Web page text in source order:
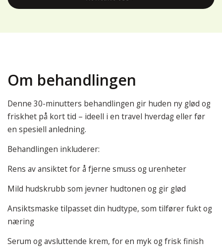
Om behandlingen
Denne 30-minutters behandlingen gir huden ny glød og
friskhet på kort tid – ideell i en travel hverdag eller før
en spesiell anledning.
Behandlingen inkluderer:
Rens av ansiktet for å fjerne smuss og urenheter
Mild hudskrubb som jevner hudtonen og gir glød
Ansiktsmaske tilpasset din hudtype, som tilfører fukt og
næring
Serum og avsluttende krem, for en myk og frisk finish